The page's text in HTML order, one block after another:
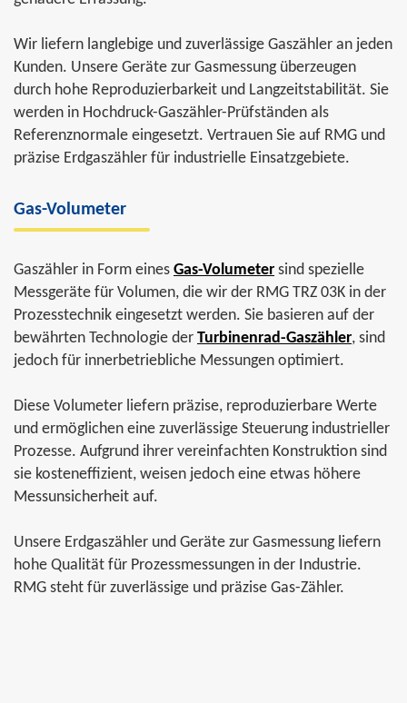
Wir liefern langlebige und zuverlässige Gaszähler an jeden
Kunden. Unsere Geräte zur Gasmessung überzeugen
durch hohe Reproduzierbarkeit und Langzeitstabilität. Sie
werden in Hochdruck-Gaszähler-Prüfständen als
Referenznormale eingesetzt. Vertrauen Sie auf RMG und
präzise Erdgaszähler für industrielle Einsatzgebiete.
Gas-Volumeter
Gaszähler in Form eines Gas-Volumeter sind spezielle
Messgeräte für Volumen, die wir der RMG TRZ 03K in der
Prozesstechnik eingesetzt werden. Sie basieren auf der
bewährten Technologie der Turbinenrad-Gaszähler, sind
jedoch für innerbetriebliche Messungen optimiert.
Diese Volumeter liefern präzise, reproduzierbare Werte
und ermöglichen eine zuverlässige Steuerung industrieller
Prozesse. Aufgrund ihrer vereinfachten Konstruktion sind
sie kosteneffizient, weisen jedoch eine etwas höhere
Messunsicherheit auf.
Unsere Erdgaszähler und Geräte zur Gasmessung liefern
hohe Qualität für Prozessmessungen in der Industrie.
RMG steht für zuverlässige und präzise Gas-Zähler.